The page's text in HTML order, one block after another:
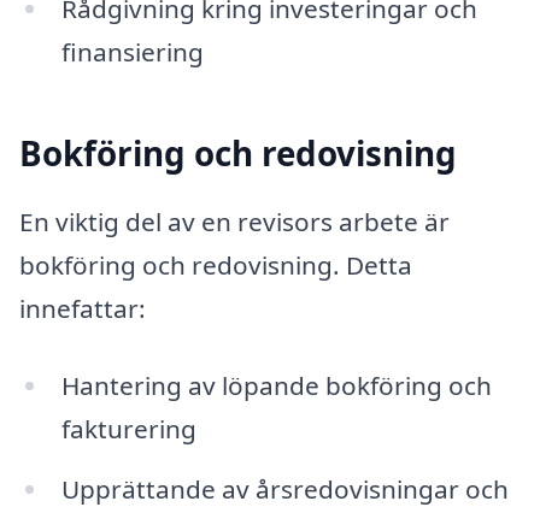
Rådgivning kring investeringar och
finansiering
Bokföring och redovisning
En viktig del av en revisors arbete är
bokföring och redovisning. Detta
innefattar:
Hantering av löpande bokföring och
fakturering
Upprättande av årsredovisningar och